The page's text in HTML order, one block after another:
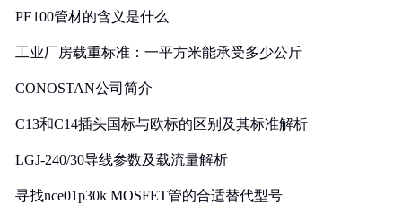
PE100管材的含义是什么
工业厂房载重标准：一平方米能承受多少公斤
CONOSTAN公司简介
C13和C14插头国标与欧标的区别及其标准解析
LGJ-240/30导线参数及载流量解析
寻找nce01p30k MOSFET管的合适替代型号